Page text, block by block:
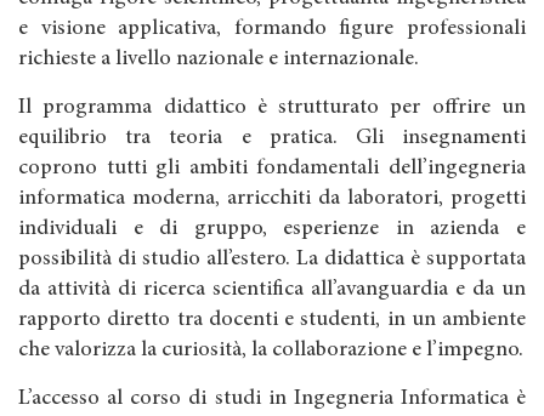
e visione applicativa, formando figure professionali
richieste a livello nazionale e internazionale.
Il programma didattico è strutturato per offrire un
equilibrio tra teoria e pratica. Gli insegnamenti
coprono tutti gli ambiti fondamentali dell’ingegneria
informatica moderna, arricchiti da laboratori, progetti
individuali e di gruppo, esperienze in azienda e
possibilità di studio all’estero. La didattica è supportata
da attività di ricerca scientifica all’avanguardia e da un
rapporto diretto tra docenti e studenti, in un ambiente
che valorizza la curiosità, la collaborazione e l’impegno.
L’accesso al corso di studi in Ingegneria Informatica è